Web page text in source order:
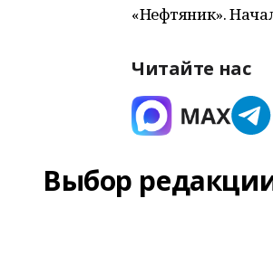
«Нефтяник».
Читайте нас
Выбор